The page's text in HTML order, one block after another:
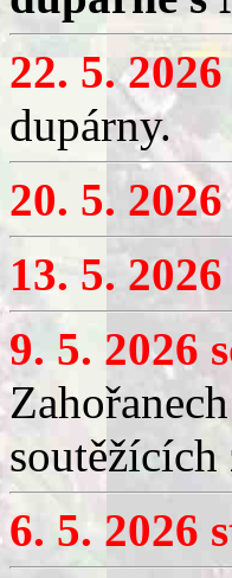
22. 5.
dupárny.
20. 5.
13. 5.
9. 5. 2026
6. 5. 2026